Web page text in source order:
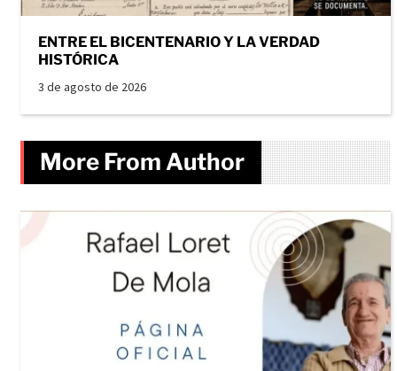
ENTRE EL BICENTENARIO Y LA VERDAD
HISTÓRICA
3 de agosto de 2026
More From Author